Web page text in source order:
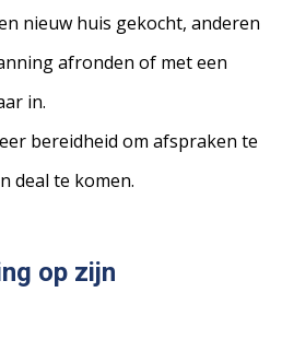
nieuw huis gekocht, anderen
afronden of met een
in.
bereidheid om afspraken te
deal te komen.
op zijn